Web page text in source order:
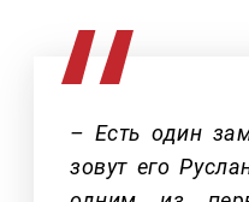
– Есть один
зовут его